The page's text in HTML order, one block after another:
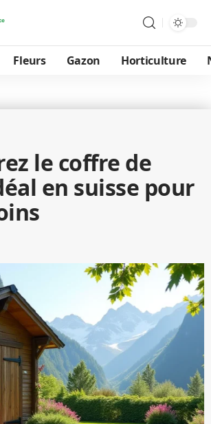
Fleurs Gazon Horticulture
le coffre de
en suisse pour